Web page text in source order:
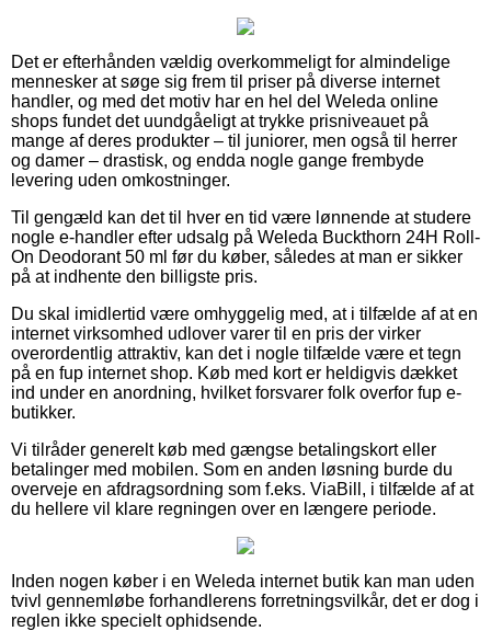
Det er efterhånden vældig overkommeligt for almindelige
mennesker at søge sig frem til priser på diverse internet
handler, og med det motiv har en hel del Weleda online
shops fundet det uundgåeligt at trykke prisniveauet på
mange af deres produkter – til juniorer, men også til herrer
og damer – drastisk, og endda nogle gange frembyde
levering uden omkostninger.
Til gengæld kan det til hver en tid være lønnende at studere
nogle e-handler efter udsalg på Weleda Buckthorn 24H Roll-
On Deodorant 50 ml før du køber, således at man er sikker
på at indhente den billigste pris.
Du skal imidlertid være omhyggelig med, at i tilfælde af at en
internet virksomhed udlover varer til en pris der virker
overordentlig attraktiv, kan det i nogle tilfælde være et tegn
på en fup internet shop. Køb med kort er heldigvis dækket
ind under en anordning, hvilket forsvarer folk overfor fup e-
butikker.
Vi tilråder generelt køb med gængse betalingskort eller
betalinger med mobilen. Som en anden løsning burde du
overveje en afdragsordning som f.eks. ViaBill, i tilfælde af at
du hellere vil klare regningen over en længere periode.
Inden nogen køber i en Weleda internet butik kan man uden
tvivl gennemløbe forhandlerens forretningsvilkår, det er dog i
reglen ikke specielt ophidsende.